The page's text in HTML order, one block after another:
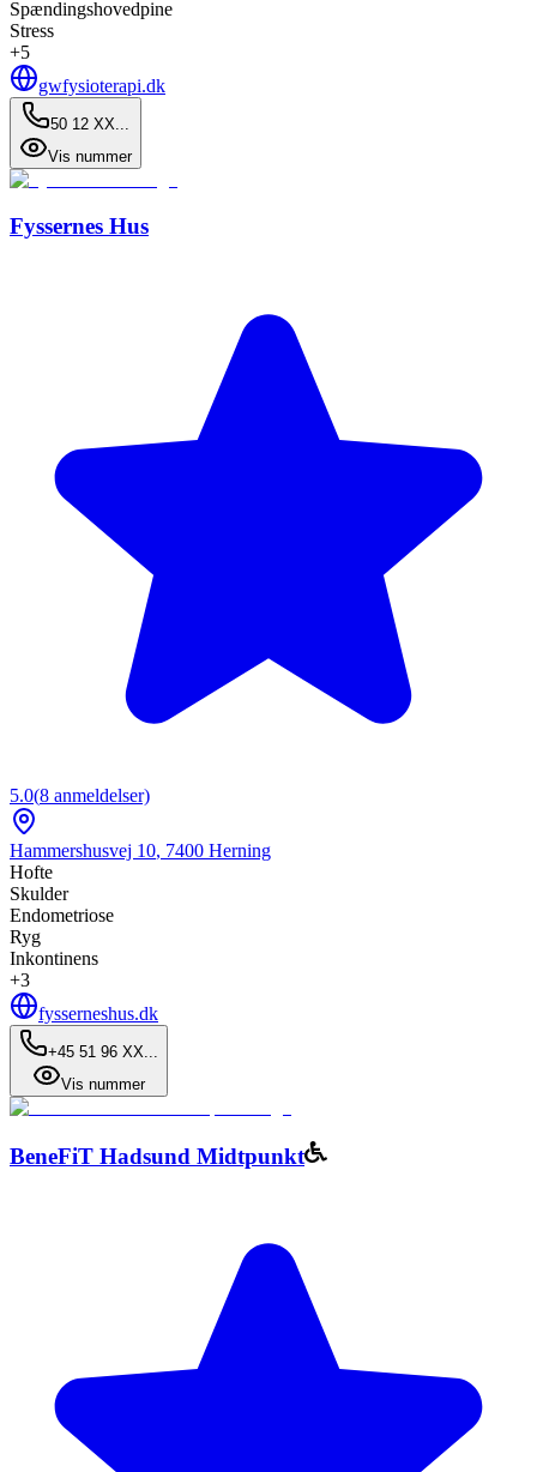
Spændingshovedpine
Stress
+5
gwfysioterapi.dk
50 12 XX...
Vis nummer
Fyssernes Hus
5.0(8 anmeldelser)
Hammershusvej 10, 7400 Herning
Hofte
Skulder
Endometriose
Ryg
Inkontinens
+3
fysserneshus.dk
+45 51 96 XX...
Vis nummer
BeneFiT Hadsund Midtpunkt